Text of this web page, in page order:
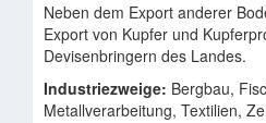
Neben dem Export anderer
Export von Kupfer und
Devisenbringern des Landes.
Industriezweige: Bergbau,
Metallverarbeitung, Textilien,